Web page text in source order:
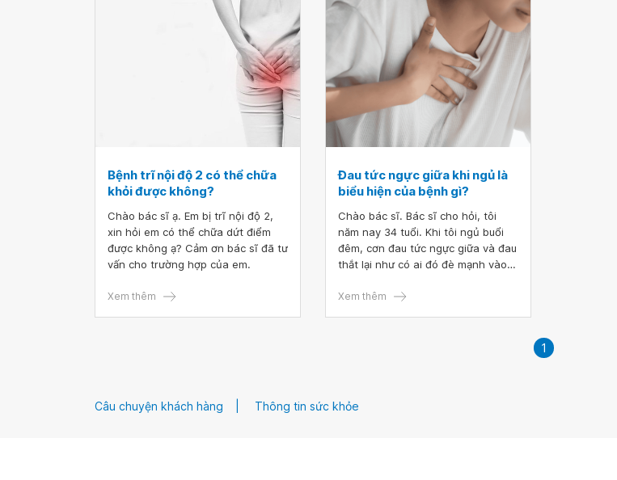
Bệnh trĩ nội độ 2 có thể chữa
khỏi được không?
Chào bác sĩ ạ. Em bị trĩ nội độ 2,
xin hỏi em có thể chữa dứt điểm
được không ạ? Cảm ơn bác sĩ đã tư
vấn cho trường hợp của em.
Xem thêm
Đau tức ngực giữa khi ngủ là
biểu hiện của bệnh gì?
Chào bác sĩ. Bác sĩ cho hỏi, tôi
năm nay 34 tuổi. Khi tôi ngủ buổi
đêm, cơn đau tức ngực giữa và đau
thắt lại như có ai đó đè mạnh vào,
sau lại bị tiếp với triệu chứng như
Xem thêm
1
Câu chuyện khách hàng Thông tin sức khỏe